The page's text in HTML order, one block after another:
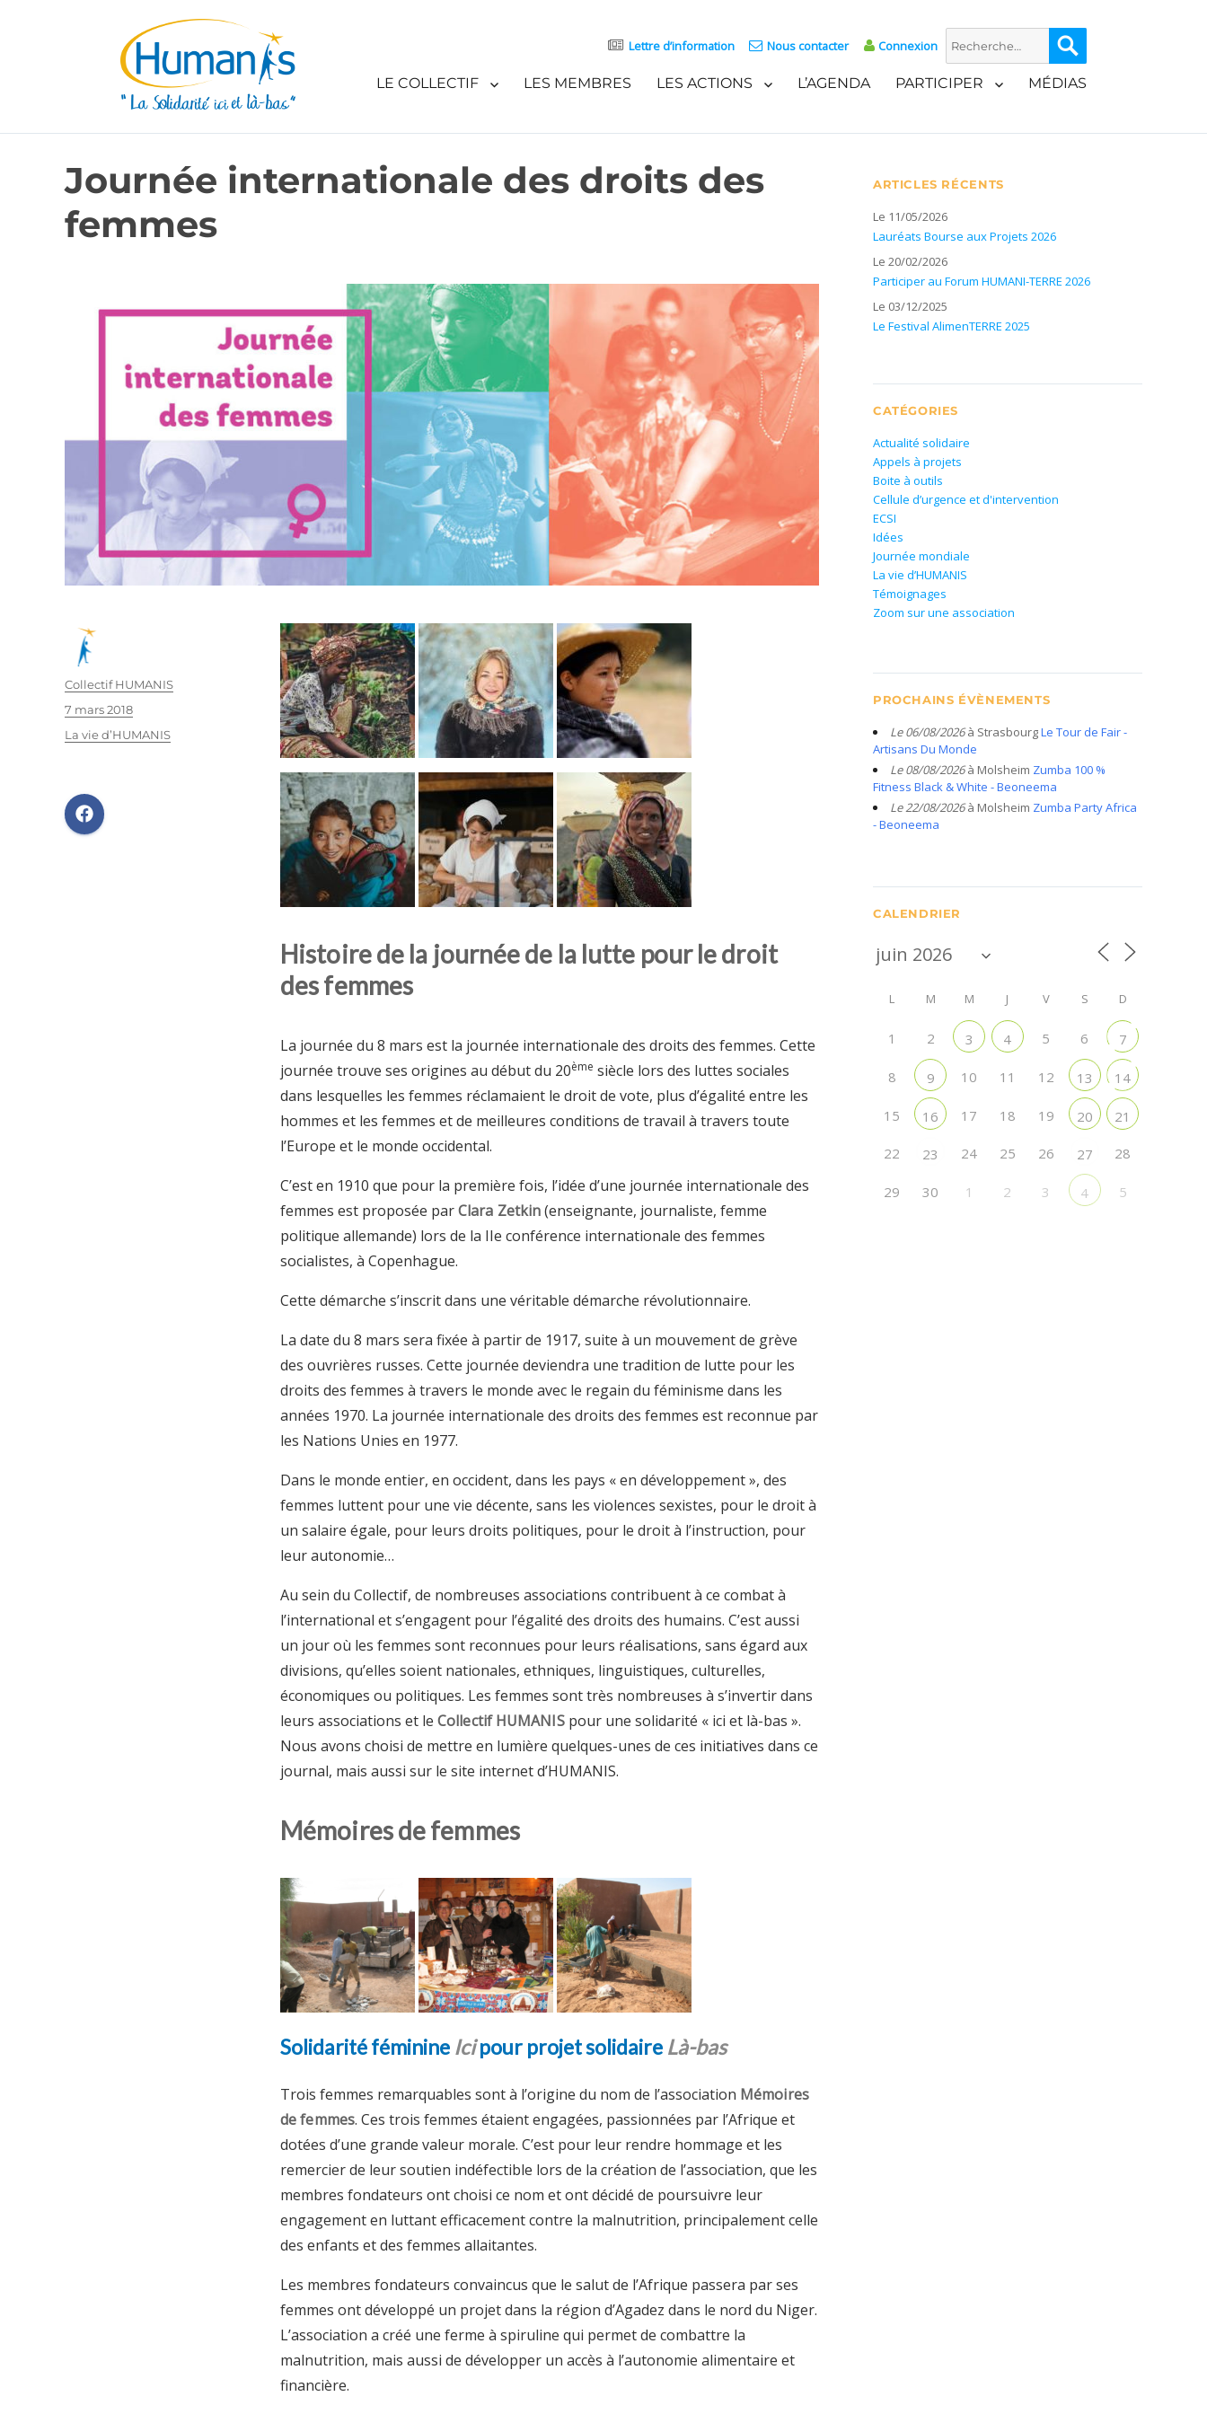
Lettre d’information Nous contacter Connexion
Recherche
pour :
LE COLLECTIF LES MEMBRES LES ACTIONS L’AGENDA PARTICIPER MÉDIAS
Journée internationale des droits des
femmes
Histoire de la journée de la lutte pour le droit
des femmes
La journée du 8 mars est la journée internationale des droits des femmes. Cette
journée trouve ses origines au début du 20ème siècle lors des luttes sociales
dans lesquelles les femmes réclamaient le droit de vote, plus d’égalité entre les
hommes et les femmes et de meilleures conditions de travail à travers toute
l’Europe et le monde occidental.
C’est en 1910 que pour la première fois, l’idée d’une journée internationale des
femmes est proposée parClara Zetkin(enseignante, journaliste, femme
politique allemande) lors de la IIe conférence internationale des femmes
socialistes, à Copenhague.
Cette démarche s’inscrit dans une véritable démarche révolutionnaire.
La date du 8 mars sera fixée à partir de 1917, suite à un mouvement de grève
des ouvrières russes. Cette journée deviendra une tradition de lutte pour les
droits des femmes à travers le monde avec le regain du féminisme dans les
années 1970. La journée internationale des droits des femmes est reconnue par
les Nations Unies en 1977.
Dans le monde entier, en occident, dans les pays « en développement », des
femmes luttent pour une vie décente, sans les violences sexistes, pour le droit à
un salaire égale, pour leurs droits politiques, pour le droit à l’instruction, pour
leur autonomie…
Au sein du Collectif, de nombreuses associations contribuent à ce combat à
l’international et s’engagent pour l’égalité des droits des humains. C’est aussi
un jour où les femmes sont reconnues pour leurs réalisations, sans égard aux
divisions, qu’elles soient nationales, ethniques, linguistiques, culturelles,
économiques ou politiques. Les femmes sont très nombreuses à s’invertir dans
leurs associations et le Collectif HUMANISpour une solidarité « ici et là-bas ».
Nous avons choisi de mettre en lumière quelques-unes de ces initiatives dans ce
journal, mais aussi sur le site internet d’HUMANIS.
Mémoires de femmes
Solidarité féminine Icipour projet solidaire Là-bas
Trois femmes remarquables sont à l’origine du nom de l’association Mémoires
de femmes. Ces trois femmes étaient engagées, passionnées par l’Afrique et
dotées d’une grande valeur morale. C’est pour leur rendre hommage et les
remercier de leur soutien indéfectible lors de la création de l’association, que les
membres fondateurs ont choisi ce nom et ont décidé de poursuivre leur
engagement en luttant efficacement contre la malnutrition, principalement celle
des enfants et des femmes allaitantes.
Les membres fondateurs convaincus que le salut de l’Afrique passera par ses
femmes ont développé un projet dans la région d’Agadez dans le nord du Niger.
L’association a créé une ferme à spiruline qui permet de combattre la
malnutrition, mais aussi de développer un accès à l’autonomie alimentaire et
financière.
Auteur
Collectif HUMANIS
Publié
le
7 mars 2018
Catégories
La vie d’HUMANIS
ARTICLES RÉCENTS
Le 11/05/2026
Lauréats Bourse aux Projets 2026
Le 20/02/2026
Participer au Forum HUMANI-TERRE 2026
Le 03/12/2025
Le Festival AlimenTERRE 2025
CATÉGORIES
Actualité solidaire
Appels à projets
Boite à outils
Cellule d’urgence et d'intervention
ECSI
Idées
Journée mondiale
La vie d’HUMANIS
Témoignages
Zoom sur une association
PROCHAINS ÉVÈNEMENTS
Le 06/08/2026à StrasbourgLe Tour de Fair -
Artisans Du Monde
Le 08/08/2026à Molsheim Zumba 100 %
Fitness Black & White - Beoneema
Le 22/08/2026à Molsheim Zumba Party Africa
- Beoneema
CALENDRIER
L M M J V S D
1 2 3 4 5 6 7
8 9 10 11 12 13 14
15 16 17 18 19 20 21
22 23 24 25 26 27 28
29 30 1 2 3 4 5